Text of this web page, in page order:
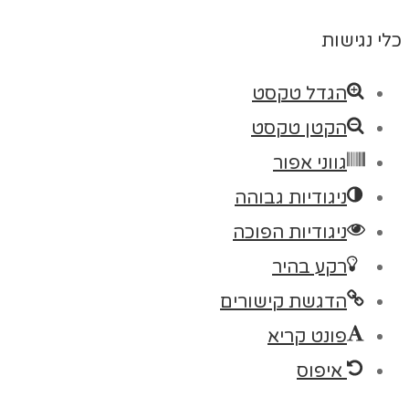
כלי נגישות
הגדל טקסט
הקטן טקסט
גווני אפור
ניגודיות גבוהה
ניגודיות הפוכה
רקע בהיר
הדגשת קישורים
פונט קריא
איפוס